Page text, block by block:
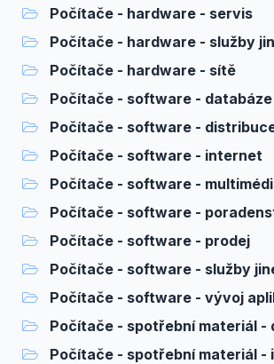
Počítače - hardware - servis
Počítače - hardware - služby
Počítače - hardware - sítě
Počítače - software - databáze
Počítače - software -
Počítače - software - internet
Počítače - software -
Počítače - software -
Počítače - software - prodej
Počítače - software - služby
Počítače - software - vývoj
Počítače - spotřební materiál -
Počítače - spotřební materiál -